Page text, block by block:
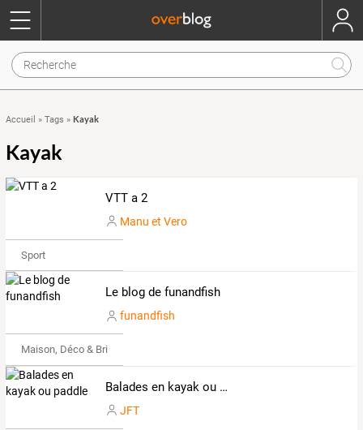
Accueil » Tags » Kayak
Kayak
VTT a 2
Manu et Vero
Sport
Le blog de funandfish
funandfish
Maison, Déco & Bricolage
Balades en kayak ou paddle
JFT